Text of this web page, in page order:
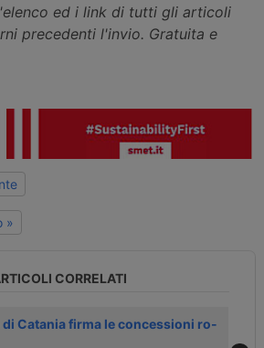
ed i link di tutti gli articoli
precedenti l'invio. Gratuita e
»
CORRELATI
Catania firma le concessioni ro-